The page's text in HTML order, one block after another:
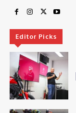
Editor Picks